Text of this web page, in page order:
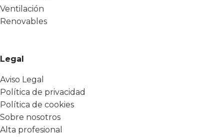
Ventilación
Renovables
Legal
Aviso Legal
Política de privacidad
Política de cookies
Sobre nosotros
Alta profesional